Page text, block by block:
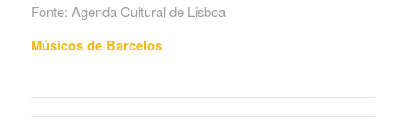
Fonte: Agenda Cultural de Lisboa
Músicos de Barcelos